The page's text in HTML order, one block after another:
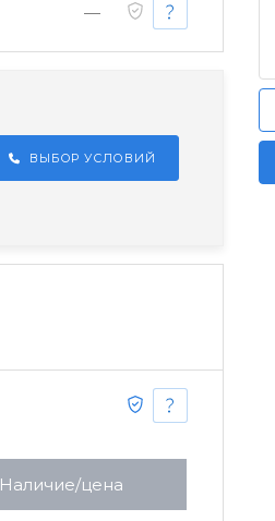
—
ВЫБОР УСЛОВИЙ
Наличие/цена